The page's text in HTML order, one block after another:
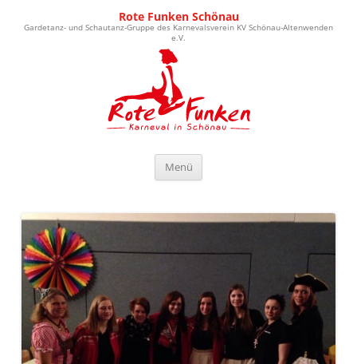
Rote Funken Schönau
Gardetanz- und Schautanz-Gruppe des Karnevalsverein KV Schönau-Altenwenden
e.V.
Menü